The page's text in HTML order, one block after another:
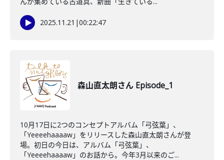
2025.11.21 |00:22:47
森山直太朗さん Episode_1
10月17日に2つのコンセプトアルバム「弓弦葉」、
「Yeeeehaaaaw」をリリースした森山直太朗さんが登
場。初日の今日は、アルバム「弓弦葉」、
「Yeeeehaaaaw」のお話から。今年3月以来のご...